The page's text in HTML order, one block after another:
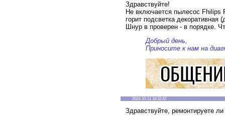
Здравствуйте!
Не включается пылесос Fhilips
горит подсветка декоративная
Шнур в проверен - в порядке.
Добрый день,
Приносите к нам на
2023-10-21 18:32:42
Здравствуйте, ремонтируете